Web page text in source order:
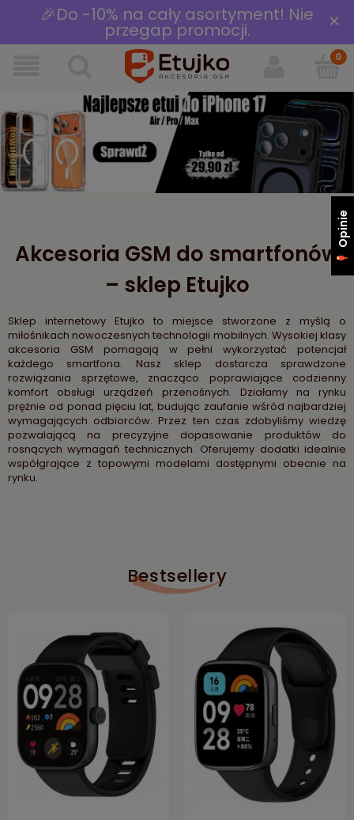
🎉Do -10% na cały asortyment! Nie
przegap promocji. ×
Akcesoria GSM do smartfonów
– sklep Etujko
Sklep internetowy Etujko to miejsce stworzone z myślą o
miłośnikach nowoczesnych technologii mobilnych. Wysokiej klasy
akcesoria GSM pomagają w pełni wykorzystać potencjał
każdego smartfona. Nasz sklep dostarcza sprawdzone
rozwiązania sprzętowe, znacząco poprawiające codzienny
komfort obsługi urządzeń przenośnych. Działamy na rynku
prężnie od ponad pięciu lat, budując zaufanie wśród najbardziej
wymagających odbiorców. Przez ten czas zdobyliśmy wiedzę
pozwalającą na precyzyjne dopasowanie produktów do
rosnących wymagań technicznych. Oferujemy dodatki idealnie
współgrające z topowymi modelami dostępnymi obecnie na
rynku.
Bestsellery
Opinie